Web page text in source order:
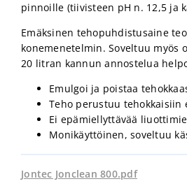
pinnoille (tiivisteen pH n. 12,5 ja
Emäksinen tehopuhdistusaine
konemenetelmin. Soveltuu myös
20 litran kannun annostelua
Emulgoi ja poistaa
Teho perustuu tehokkaisiin
Ei epämiellyttävää
Monikäyttöinen, soveltuu
Jontec Jonclean 800.pdf